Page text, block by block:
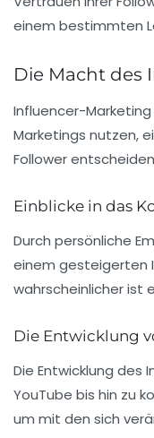
einem bestimmten
Die Macht des
Influencer-Marketing
Marketings nutzen,
Follower
Einblicke in das
Durch persönliche
einem gesteigerten
wahrscheinlicher ist
Die Entwicklung
Die Entwicklung des
YouTube bis hin zu
um mit den sich